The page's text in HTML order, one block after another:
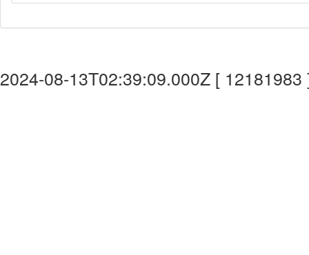
2024-08-13T02:39:09.000Z [ 12181983